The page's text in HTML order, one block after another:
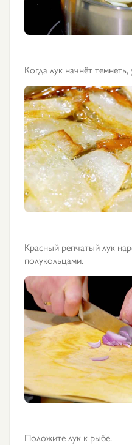
Когда лук начнёт
Красный репчатый лук
полукольцами.
Положите лук к рыбе.